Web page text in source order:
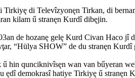
Tirkiyę di Televîzyonęn Tirkan, di
kilam ű stranęn Kurdî dibęjin.
de hozanę gelę Kurd Civan Haco jî
“Hülya SHOW” de du stranęn Kurdî
ű hin qunciknivîsęn wan van bűyeran
ędî demokrasî hatiye Tirkiyę ű stranęn